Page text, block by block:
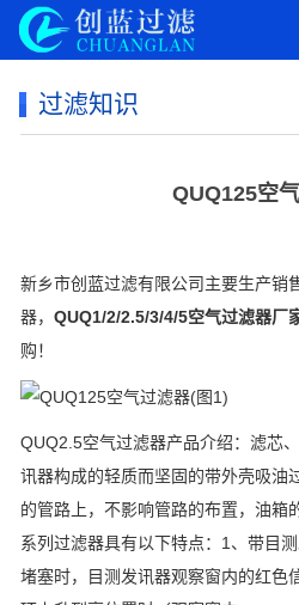
过滤知识
QUQ125空
新乡市创蓝过滤有限公司主要生产销
器， QUQ1/2/2.5/3/4/5空气过滤器厂
购！
QUQ2.5空气过滤器产品介绍：滤芯
讯器构成的轻质而坚固的带外壳吸油
的管路上，不影响管路的布置，油箱
系列过滤器具有以下特点：1、带目
堵塞时，目测发讯器观察窗内的红色